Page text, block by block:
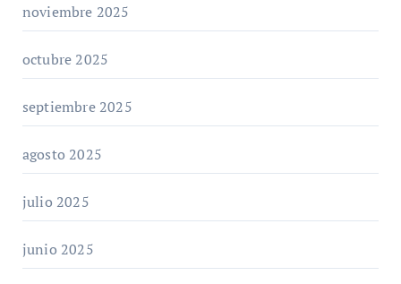
noviembre 2025
octubre 2025
septiembre 2025
agosto 2025
julio 2025
junio 2025